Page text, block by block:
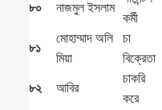
৮০ নাজমুল ইসলাম
কর্মী
৮১
মোহাম্মাদ অলি
মিয়া
চা
বিক্রেতা
৮২ আবির
চাকরি
করে